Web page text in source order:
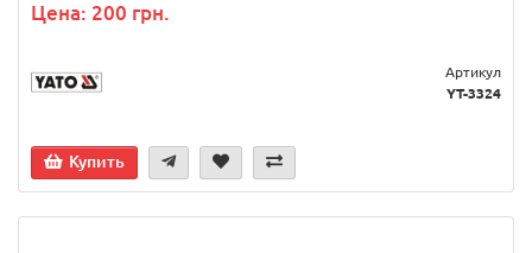
Цена: 200 грн.
Артикул
YT-3324
Купить